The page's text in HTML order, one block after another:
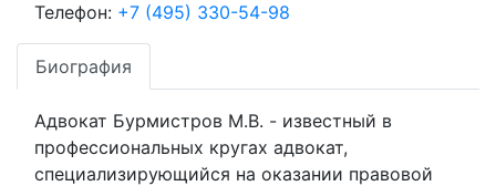
Биография
Адвокат Бурмистров М.В. - известный в
профессиональных кругах адвокат,
специализирующийся на оказании правовой
Телефон: +7 (495) 330-54-98